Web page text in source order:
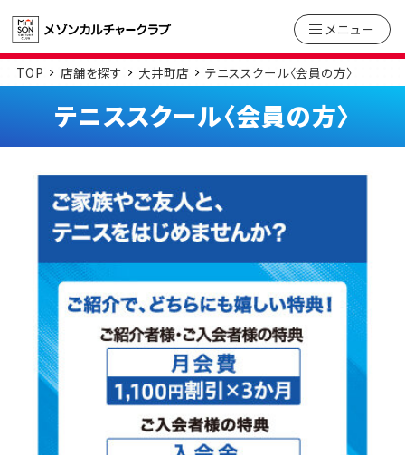
メニュー
TOP 店舗を探す 大井町店 テニススクール〈会員の方〉
テニススクール〈会員の方〉